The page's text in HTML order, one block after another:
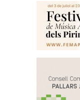
Subscriu-t'hi
Portada